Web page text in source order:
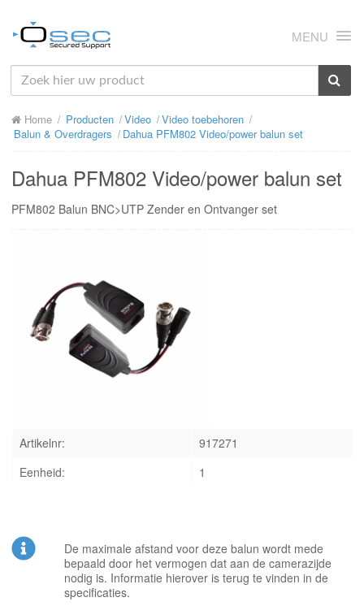
MENU
HOME
OVER ONS
MIJN OSEC
CONTACT
INLOGGEN
Home Producten Video
Video toebehoren
Balun & Overdragers
Dahua PFM802 Video/power balun set
Dahua PFM802 Video/power balun set
PFM802 Balun BNC>UTP Zender en Ontvanger set
Artikelnr:
917271
Eenheid:
1
De maximale afstand voor deze balun wordt mede
bepaald door het vermogen dat aan de camerazijde
nodig is. Informatie hierover is terug te vinden in de
specificaties.